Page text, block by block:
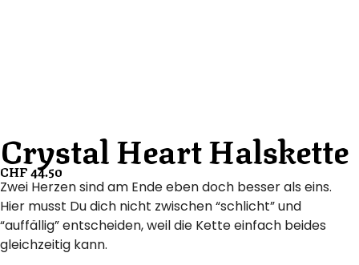
Crystal Heart Halskette
CHF44.50
Zwei Herzen sind am Ende eben doch besser als eins.
Hier musst Du dich nicht zwischen “schlicht” und
“auffällig” entscheiden, weil die Kette einfach beides
gleichzeitig kann.